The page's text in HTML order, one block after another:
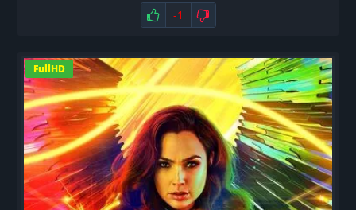
Нравится
-1 Не нравится
FullHD